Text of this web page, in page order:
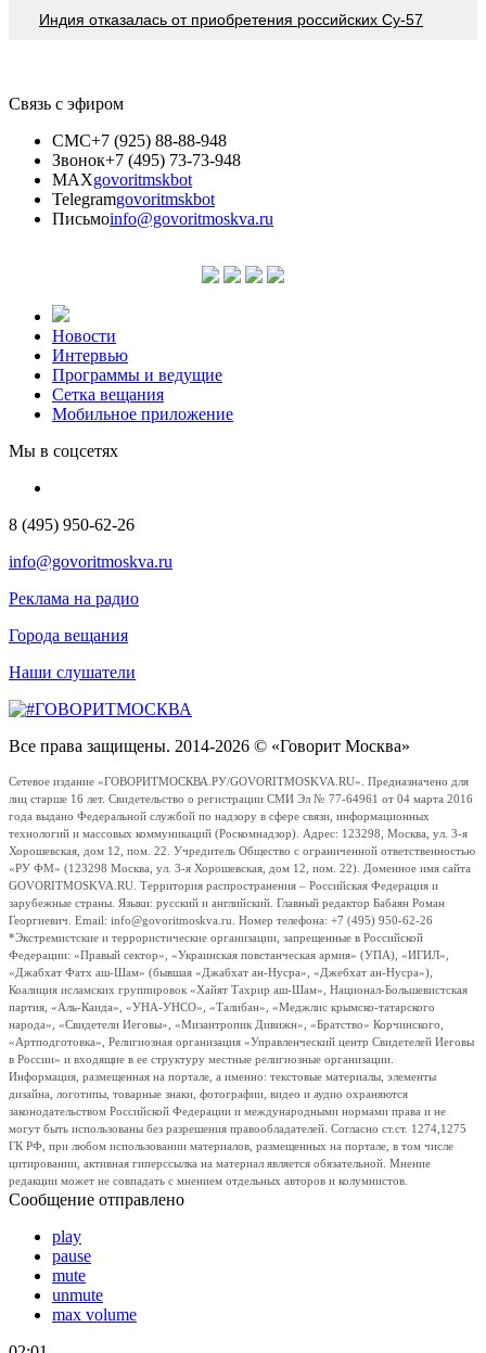
Индия отказалась от приобретения российских Су-57
Связь с эфиром
СМС+7 (925) 88-88-948
Звонок+7 (495) 73-73-948
MAXgovoritmskbot
Telegramgovoritmskbot
Письмоinfo@govoritmoskva.ru
Новости
Интервью
Программы и ведущие
Сетка вещания
Мобильное приложение
Мы в соцсетях
8 (495) 950-62-26
info@govoritmoskva.ru
Реклама на радио
Города вещания
Наши слушатели
Все права защищены. 2014-2026 © «Говорит Москва»
Сетевое издание «ГОВОРИТМОСКВА.РУ/GOVORITMOSKVA.RU». Предназначено для
лиц старше 16 лет. Свидетельство о регистрации СМИ Эл № 77-64961 от 04 марта 2016
года выдано Федеральной службой по надзору в сфере связи, информационных
технологий и массовых коммуникаций (Роскомнадзор). Адрес: 123298, Москва, ул. 3-я
Хорошевская, дом 12, пом. 22. Учредитель Общество с ограниченной ответственностью
«РУ ФМ» (123298 Москва, ул. 3-я Хорошевская, дом 12, пом. 22). Доменное имя сайта
GOVORITMOSKVA.RU. Территория распространения – Российская Федерация и
зарубежные страны. Языки: русский и английский. Главный редактор Бабаян Роман
Георгиевич. Email: info@govoritmoskva.ru. Номер телефона: +7 (495) 950-62-26
*Экстремистские и террористические организации, запрещенные в Российской
Федерации: «Правый сектор», «Украинская повстанческая армия» (УПА), «ИГИЛ»,
«Джабхат Фатх аш-Шам» (бывшая «Джабхат ан-Нусра», «Джебхат ан-Нусра»),
Коалиция исламских группировок «Хайят Тахрир аш-Шам», Национал-Большевистская
партия, «Аль-Каида», «УНА-УНСО», «Талибан», «Меджлис крымско-татарского
народа», «Свидетели Иеговы», «Мизантропик Дивижн», «Братство» Корчинского,
«Артподготовка», Религиозная организация «Управленческий центр Свидетелей Иеговы
в России» и входящие в ее структуру местные религиозные организации.
Информация, размещенная на портале, а именно: текстовые материалы, элементы
дизайна, логотипы, товарные знаки, фотографии, видео и аудио охраняются
законодательством Российской Федерации и международными нормами права и не
могут быть использованы без разрешения правообладателей. Согласно ст.ст. 1274,1275
ГК РФ, при любом использовании материалов, размещенных на портале, в том числе
цитировании, активная гиперссылка на материал является обязательной. Мнение
редакции может не совпадать с мнением отдельных авторов и колумнистов.
Сообщение отправлено
play
pause
mute
unmute
max volume